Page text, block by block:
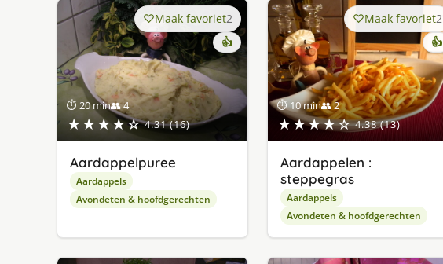
⏱ 20 min👥 4
★★★★☆ 4.31 (16)
Maak favoriet2
👍
Aardappelpuree
Aardappels
Avondeten & hoofdgerechten
⏱ 10 min👥 2
★★★★☆ 4.38 (13)
Maak favoriet2
👍
Aardappelen :
steppegras
Aardappels
Avondeten & hoofdgerechten